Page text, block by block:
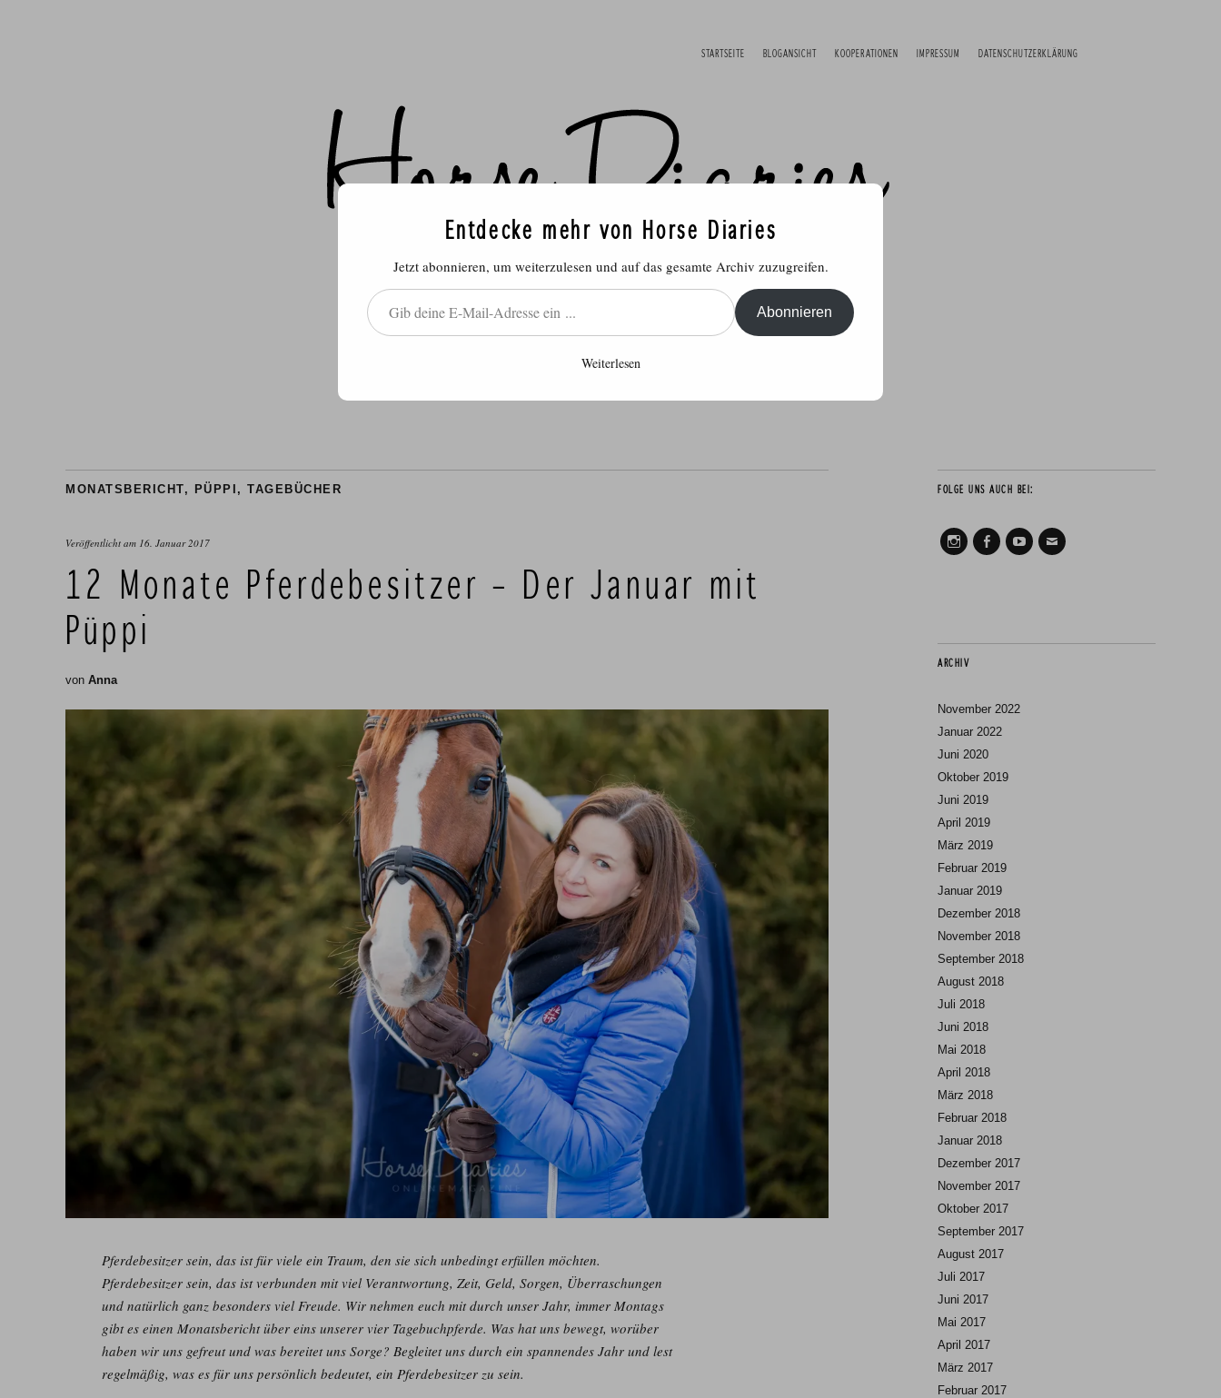
STARTSEITE BLOGANSICHT KOOPERATIONEN IMPRESSUM DATENSCHUTZERKLÄRUNG
Rund ums Pferd
MONATSBERICHT, PÜPPI , TAGEBÜCHER
Veröffentlicht am 16. Januar 2017
12 Monate Pferdebesitzer – Der Januar mit
Püppi
von Anna
Pferdebesitzer sein, das ist für viele ein Traum, den sie sich unbedingt erfüllen möchten.
Pferdebesitzer sein, das ist verbunden mit viel Verantwortung, Zeit, Geld, Sorgen, Überraschungen
und natürlich ganz besonders viel Freude. Wir nehmen euch mit durch unser Jahr, immer Montags
gibt es einen Monatsbericht über eins unserer vier Tagebuchpferde. Was hat uns bewegt, worüber
haben wir uns gefreut und was bereitet uns Sorge? Begleitet uns durch ein spannendes Jahr und lest
regelmäßig, was es für uns persönlich bedeutet, ein Pferdebesitzer zu sein.
FOLGE UNS AUCH BEI:
ARCHIV
November 2022
Januar 2022
Juni 2020
Oktober 2019
Juni 2019
April 2019
März 2019
Februar 2019
Januar 2019
Dezember 2018
November 2018
September 2018
August 2018
Juli 2018
Juni 2018
Mai 2018
April 2018
März 2018
Februar 2018
Januar 2018
Dezember 2017
November 2017
Oktober 2017
September 2017
August 2017
Juli 2017
Juni 2017
Mai 2017
April 2017
März 2017
Februar 2017
Entdecke mehr von Horse Diaries
Jetzt abonnieren, um weiterzulesen und auf das gesamte Archiv zuzugreifen.
Gib deine E-Mail-Adresse ein ...
Abonnieren
Weiterlesen